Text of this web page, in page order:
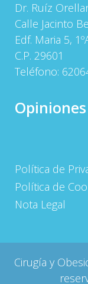
Dr. Ruíz
Calle Jacinto
Edf. Maria 5,
C.P. 29601
Teléfono:
Política de
Política de
Nota Legal
Cirugía y